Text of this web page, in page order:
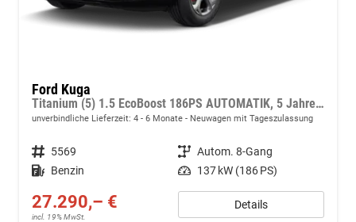
Ford Kuga
Titanium (5) 1.5 EcoBoost 186PS AUTOMATIK, 5 Jahre Garantie, 17" Alu, Navigation 13"-Display, Parksensoren vorne/hinten, Rückfahrkamera, Climatronic, Privacy-Glas, Key-Free-System, Tempomat, LED-Scheinwerfer
unverbindliche Lieferzeit: 4 - 6 Monate Neuwagen mit Tageszulassung
Fahrzeugnr. 5569 Getriebe Autom. 8-Gang
Kraftstoff Benzin Leistung 137 kW (186 PS)
27.290,– €
incl. 19% MwSt.
Details